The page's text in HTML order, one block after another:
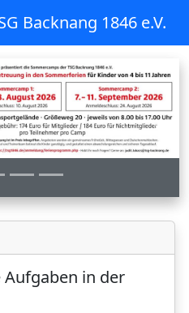
Backnang 1846 e.V.
Next
Aufgaben in der